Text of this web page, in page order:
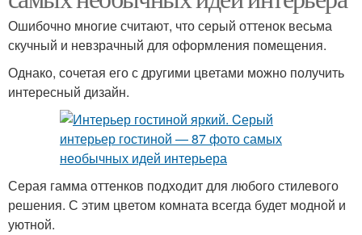
Ошибочно многие считают, что серый оттенок весьма
скучный и невзрачный для оформления помещения.
Однако, сочетая его с другими цветами можно получить
интересный дизайн.
Серая гамма оттенков подходит для любого стилевого
решения. С этим цветом комната всегда будет модной и
уютной.